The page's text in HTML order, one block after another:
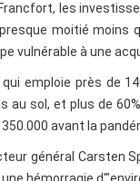
les
moitié moins
vulnérable à une
qui emploie près de
au sol, et plus de
avant la
général Carsten